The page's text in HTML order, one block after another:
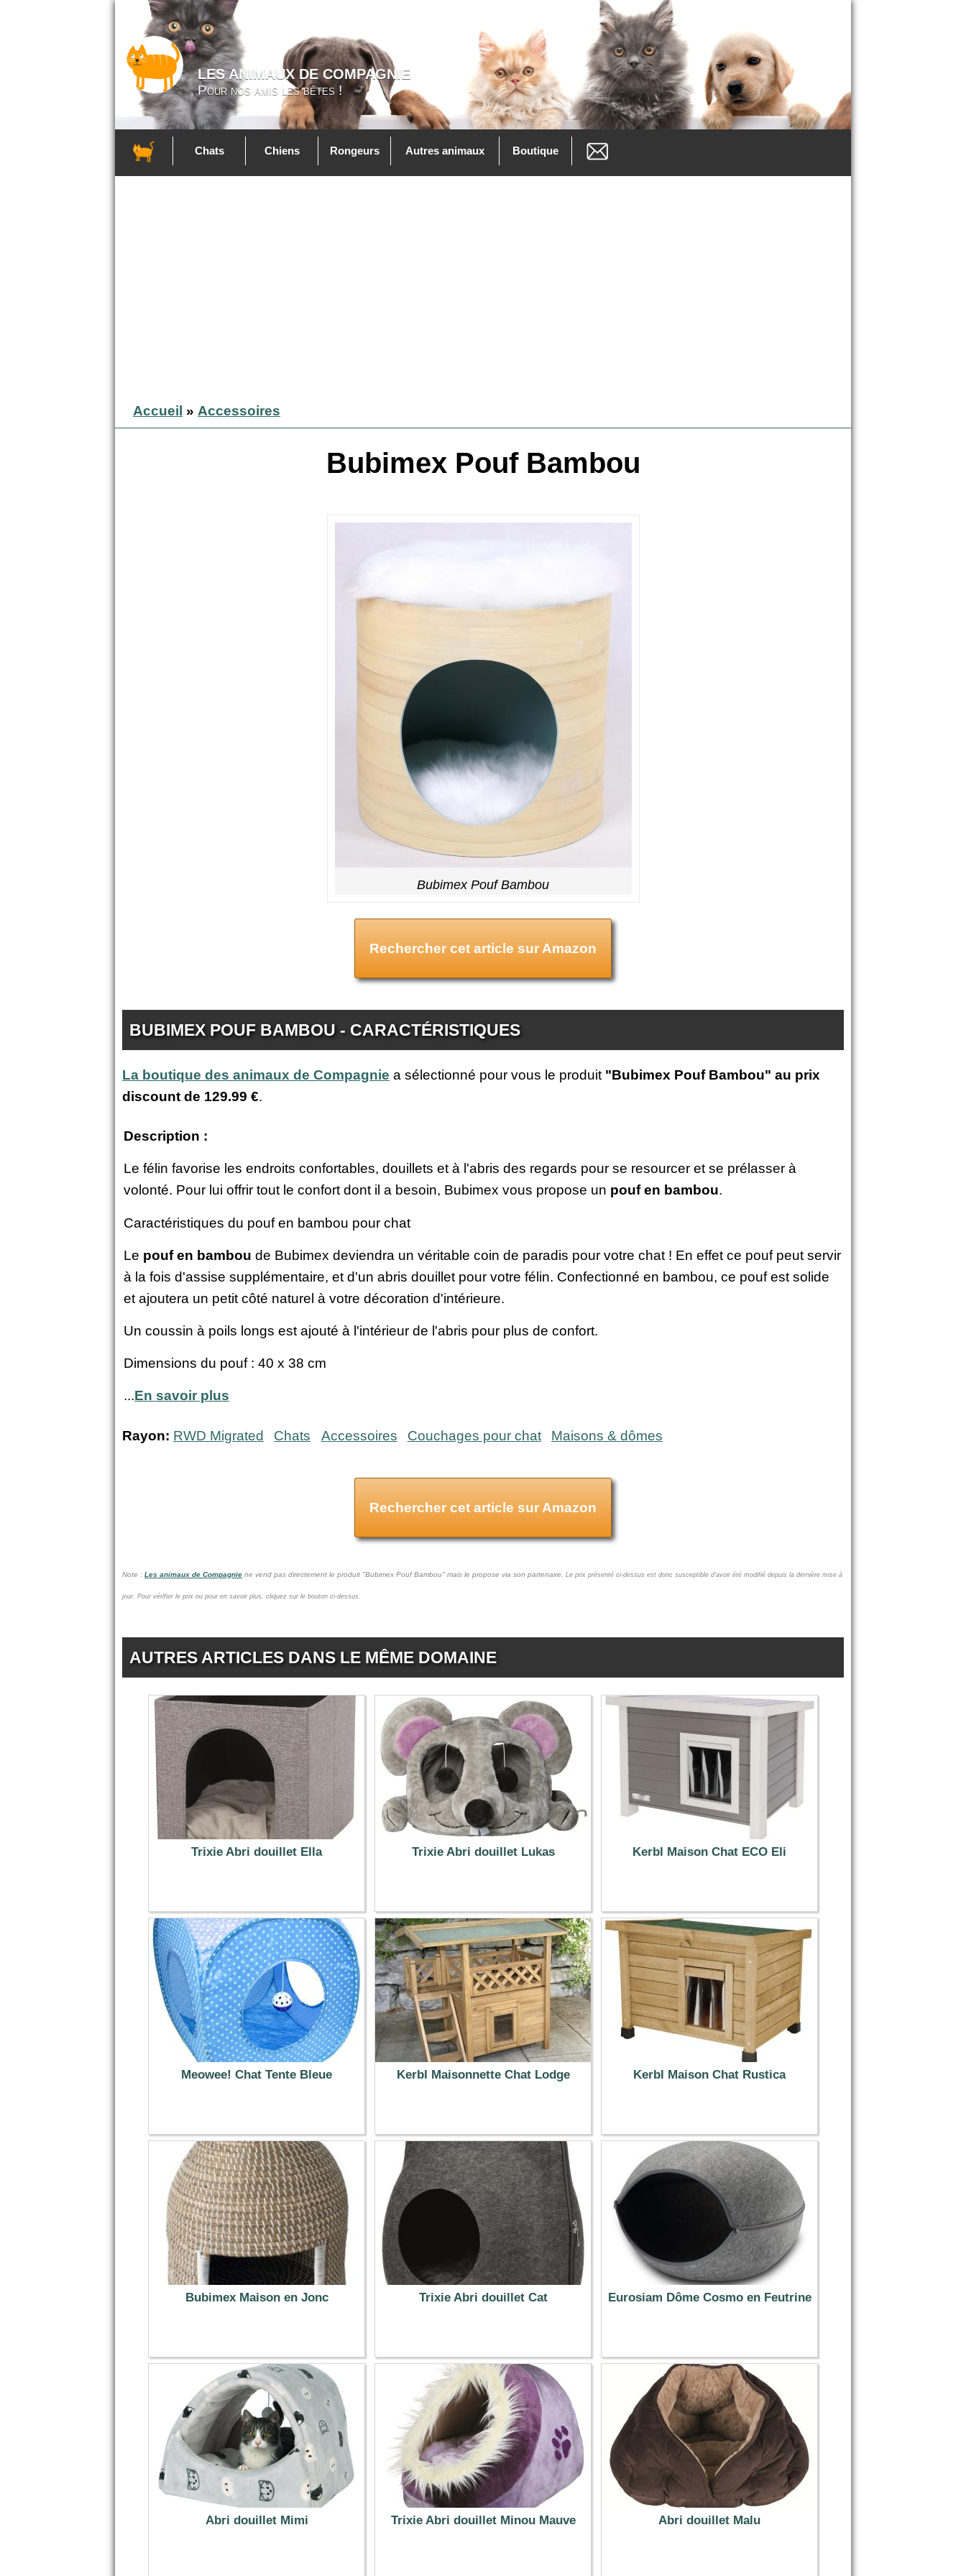
LES ANIMAUX DE COMPAGNIE
Pour nos amis les bêtes !
Chats Chiens Rongeurs Autres animaux Boutique
Accueil » Accessoires
Bubimex Pouf Bambou
Bubimex Pouf Bambou
Rechercher cet article sur Amazon
BUBIMEX POUF BAMBOU - CARACTÉRISTIQUES
La boutique des animaux de Compagnie a sélectionné pour vous le produit "Bubimex Pouf Bambou" au prix
discount de 129.99 €.
Description :
Le félin favorise les endroits confortables, douillets et à l'abris des regards pour se resourcer et se prélasser à
volonté. Pour lui offrir tout le confort dont il a besoin, Bubimex vous propose un pouf en bambou.
Caractéristiques du pouf en bambou pour chat
Le pouf en bambou de Bubimex deviendra un véritable coin de paradis pour votre chat ! En effet ce pouf peut servir
à la fois d'assise supplémentaire, et d'un abris douillet pour votre félin. Confectionné en bambou, ce pouf est solide
et ajoutera un petit côté naturel à votre décoration d'intérieure.
Un coussin à poils longs est ajouté à l'intérieur de l'abris pour plus de confort.
Dimensions du pouf : 40 x 38 cm
...En savoir plus
Rayon: RWD Migrated Chats Accessoires Couchages pour chat Maisons & dômes
Rechercher cet article sur Amazon
Note : Les animaux de Compagnie ne vend pas directement le produit "Bubimex Pouf Bambou" mais le propose via son partenaire. Le prix présenté ci-dessus est donc susceptible d'avoir été modifié depuis la dernière mise à
jour. Pour vérifier le prix ou pour en savoir plus, cliquez sur le bouton ci-dessus.
AUTRES ARTICLES DANS LE MÊME DOMAINE
Trixie Abri douillet Ella
24.99 €
Trixie Abri douillet Lukas
49.99 €
Kerbl Maison Chat ECO Eli
104.99 €
Meowee! Chat Tente Bleue
10.99 €
Kerbl Maisonnette Chat Lodge
94.99 €
Kerbl Maison Chat Rustica
65.99 €
Bubimex Maison en Jonc
84.99 €
Trixie Abri douillet Cat
29.99 €
Eurosiam Dôme Cosmo en Feutrine
29.99 €
Abri douillet Mimi Trixie Abri douillet Minou Mauve Abri douillet Malu